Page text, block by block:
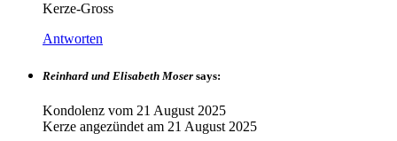
Kerze-Gross
Antworten
Reinhard und Elisabeth Moser says:
Kondolenz vom 21 August 2025
Kerze angezündet am 21 August 2025